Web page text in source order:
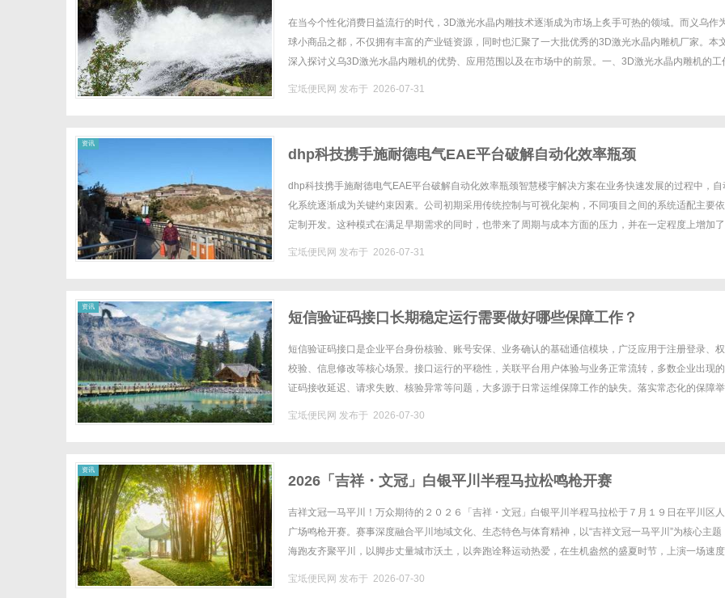
在当今个性化消费日益流行的时代，3D激光水晶内雕技术逐渐成为市场上炙手可热的领域。而义乌作
球小商品之都，不仅拥有丰富的产业链资源，同时也汇聚了一大批优秀的3D激光水晶内雕机厂家。本
深入探讨义乌3D激光水晶内雕机的优势、应用范围以及在市场中的前景。一、3D激光水晶内雕机的工
宝坻便民网 发布于 2026-07-31
资讯
dhp科技携手施耐德电气EAE平台破解自动化效率瓶颈
dhp科技携手施耐德电气EAE平台破解自动化效率瓶颈智慧楼宇解决方案在业务快速发展的过程中，自
化系统逐渐成为关键约束因素。公司初期采用传统控制与可视化架构，不同项目之间的系统适配主要
定制开发。这种模式在满足早期需求的同时，也带来了周期与成本方面的压力，并在一定程度上增加
宝坻便民网 发布于 2026-07-31
资讯
短信验证码接口长期稳定运行需要做好哪些保障工作？
短信验证码接口是企业平台身份核验、账号安保、业务确认的基础通信模块，广泛应用于注册登录、
校验、信息修改等核心场景。接口运行的平稳性，关联平台用户体验与业务正常流转，多数企业出现
证码接收延迟、请求失败、核验异常等问题，大多源于日常运维保障工作的缺失。落实常态化的保障举
宝坻便民网 发布于 2026-07-30
资讯
2026「吉祥・文冠」白银平川半程马拉松鸣枪开赛
吉祥文冠一马平川！万众期待的２０２６「吉祥・文冠」白银平川半程马拉松于７月１９日在平川区
广场鸣枪开赛。赛事深度融合平川地域文化、生态特色与体育精神，以“吉祥文冠一马平川”为核心主题
海跑友齐聚平川，以脚步丈量城市沃土，以奔跑诠释运动热爱，在生机盎然的盛夏时节，上演一场速
宝坻便民网 发布于 2026-07-30